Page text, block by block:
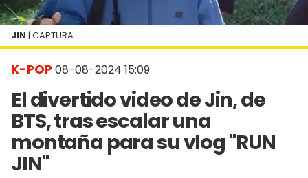
K-POP 08-08-2024 15:09
El divertido video de Jin, de
BTS, tras escalar una
montaña para su vlog "RUN
JIN"
JIN | CAPTURA